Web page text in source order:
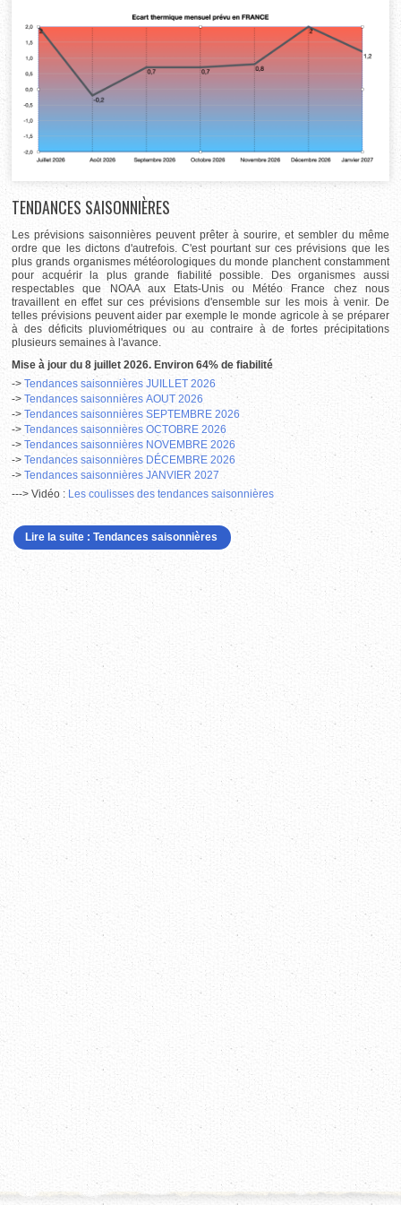
TENDANCES SAISONNIÈRES
Les prévisions saisonnières peuvent prêter à sourire, et sembler du même
ordre que les dictons d'autrefois. C'est pourtant sur ces prévisions que les
plus grands organismes météorologiques du monde planchent constamment
pour acquérir la plus grande fiabilité possible. Des organismes aussi
respectables que NOAA aux Etats-Unis ou Météo France chez nous
travaillent en effet sur ces prévisions d'ensemble sur les mois à venir. De
telles prévisions peuvent aider par exemple le monde agricole à se préparer
à des déficits pluviométriques ou au contraire à de fortes précipitations
plusieurs semaines à l'avance.
Mise à jour du 8 juillet 2026. Environ 64% de fiabilité
->Tendances saisonnières JUILLET 2026
->Tendances saisonnières AOUT 2026
->Tendances saisonnières SEPTEMBRE 2026
->Tendances saisonnières OCTOBRE 2026
->Tendances saisonnières NOVEMBRE 2026
->Tendances saisonnières DÉCEMBRE 2026
->Tendances saisonnières JANVIER 2027
---> Vidéo : Les coulisses des tendances saisonnières
Lire la suite : Tendances saisonnières